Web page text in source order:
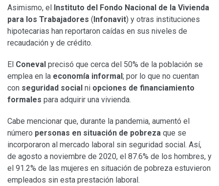
Asimismo, el Instituto del Fondo Nacional de la Vivienda
para los Trabajadores (Infonavit) y otras instituciones
hipotecarias han reportaron caídas en sus niveles de
recaudación y de crédito.
El Coneval precisó que cerca del 50% de la población se
emplea en la economía informal; por lo que no cuentan
con seguridad social ni opciones de financiamiento
formales para adquirir una vivienda.
Cabe mencionar que, durante la pandemia, aumentó el
número personas en situación de pobreza que se
incorporaron al mercado laboral sin seguridad social. Así,
de agosto a noviembre de 2020, el 87.6% de los hombres, y
el 91.2% de las mujeres en situación de pobreza estuvieron
empleados sin esta prestación laboral.